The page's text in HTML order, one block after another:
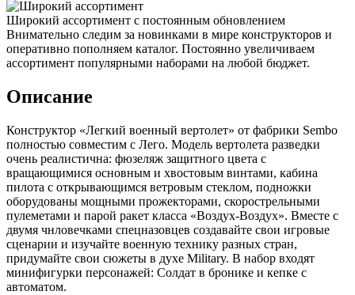
Широкий ассортимент с постоянным обновлением
Внимательно следим за новинками в мире конструкторов и
оперативно пополняем каталог. Постоянно увеличиваем
ассортимент популярными наборами на любой бюджет.
Описание
Конструктор «Легкий военный вертолет» от фабрики Sembo
полностью совместим с Лего. Модель вертолета разведки
очень реалистична: фюзеляж защитного цвета с
вращающимися основным и хвостовым винтами, кабина
пилота с открывающимся ветровым стеклом, подножки
оборудованы мощными прожекторами, скорострельными
пулеметами и парой ракет класса «Воздух-Воздух». Вместе с
двумя чнловечками спецназовцев создавайте свои игровые
сценарии и изучайте военную технику разных стран,
придумайте свои сюжеты в духе Military. В набор входят
минифигурки персонажей: Солдат в бронике и кепке с
автоматом.